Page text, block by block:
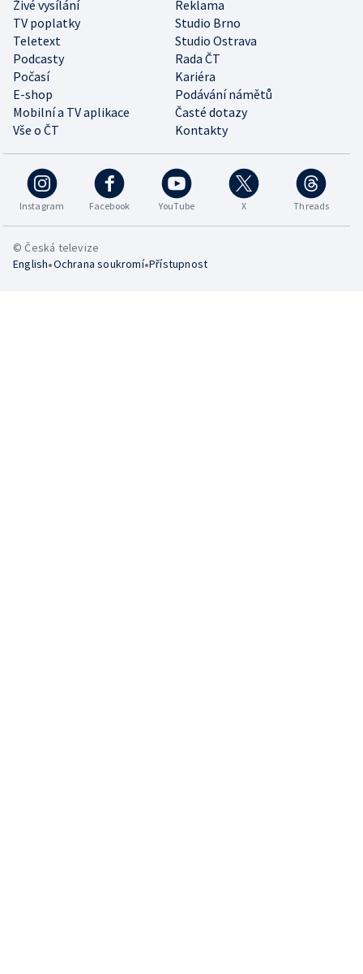
Živé vysílání
Reklama
TV poplatky
Studio Brno
Teletext
Studio Ostrava
Podcasty
Rada ČT
Počasí
Kariéra
E-shop
Podávání námětů
Mobilní a TV aplikace
Časté dotazy
Vše o ČT
Kontakty
Instagram Facebook YouTube X Threads
© Česká televize
English•Ochrana soukromí•Přístupnost